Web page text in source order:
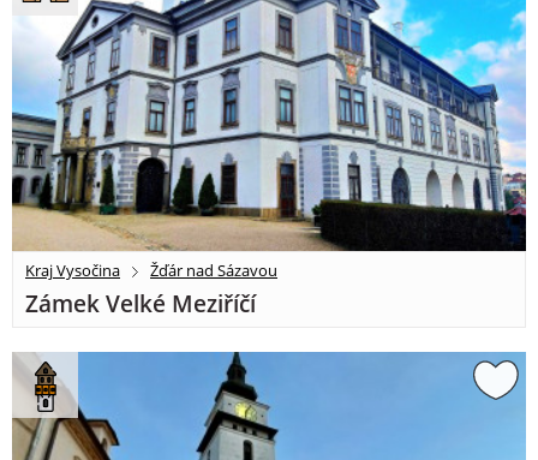
Kraj Vysočina Žďár nad Sázavou
Zámek Velké Meziříčí